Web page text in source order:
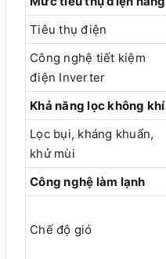
Tiêu thụ điện
Công nghệ tiết kiệm
điện Inverter
Khả năng lọc không khí
Lọc bụi, kháng khuẩn,
khử mùi
Công nghệ làm lạnh
Chế độ gió